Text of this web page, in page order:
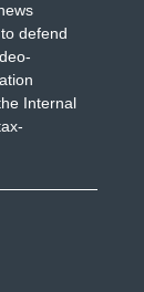
defend
Internal